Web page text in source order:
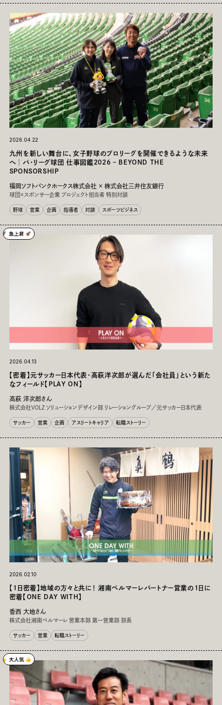
TOP マガジン
連載 動画
イベント
タグ・キーワードで絞り込み
スポーツ⁨⁩⁨⁩：
サッカー 野球
バレーボール ラグビー 格闘技 アメリカンフットボール
スポーツ全般
はたらく⁨⁩⁨⁩：
企画 広報・マーケティング
その他職種
転職ストーリー スポーツビジネス
イベントレポート ダイバーシティ推進 地域活性化
2026.04.22
九州を新しい舞台に、女子野球のプロリーグを開催できるような未来
へ│パ・リーグ球団 仕事図鑑2026 – BEYOND THE
SPONSORSHIP
福岡ソフトバンクホークス株式会社 × 株式会社三井住友銀行
球団×スポンサー企業 プロジェクト担当者 特別対談
野球 営業 企画 指導者 対談 スポーツビジネス
2026.04.13
【密着】元サッカー日本代表・高萩洋次郎が選んだ「会社員」という新た
なフィールド【PLAY ON】
高萩 洋次郎さん
株式会社VOLZ ソリューションデザイン部 リレーショングループ／元サッカー日本代表
サッカー 営業 企画 アスリートキャリア 転職ストーリー
2026.02.10
【1日密着】地域の方々と共に！ 湘南ベルマーレパートナー営業の1日に
密着【ONE DAY WITH】
香西 大地さん
株式会社湘南ベルマーレ 営業本部 第一営業部 部長
サッカー 営業 転職ストーリー